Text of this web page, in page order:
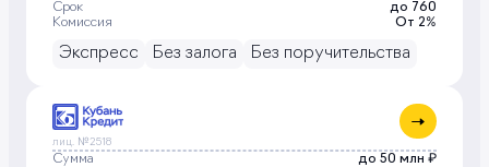
Срок
до 760
Комиссия
От 2%
Экспресс Без залога Без поручительства
лиц. №2518
Сумма
до 50 млн ₽